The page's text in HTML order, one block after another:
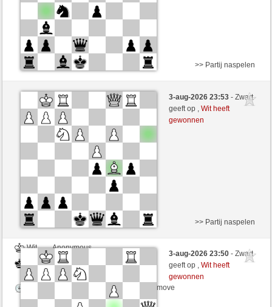
Wit
Anonymous
Zwart
joske (1604)
Speelduur: 5 minutes/side + 0 seconds/move
>> Partij naspelen
3-aug-2026 23:53- Zwart
geeft op ,Wit heeft
gewonnen
Wit
Anonymous
Zwart
joske (1604)
Speelduur: 5 minutes/side + 8 seconds/move
>> Partij naspelen
3-aug-2026 23:50- Zwart
geeft op ,Wit heeft
gewonnen